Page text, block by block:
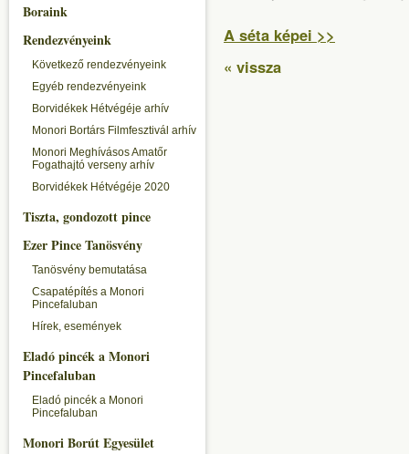
Boraink
Rendezvényeink
Következő rendezvényeink
Egyéb rendezvényeink
Borvidékek Hétvégéje arhív
Monori Bortárs Filmfesztivál arhív
Monori Meghívásos Amatőr
Fogathajtó verseny arhív
Borvidékek Hétvégéje 2020
Tiszta, gondozott pince
Ezer Pince Tanösvény
Tanösvény bemutatása
Csapatépítés a Monori
Pincefaluban
Hírek, események
Eladó pincék a Monori
Pincefaluban
Eladó pincék a Monori
Pincefaluban
Monori Borút Egyesület
A séta képei >>
« vissza